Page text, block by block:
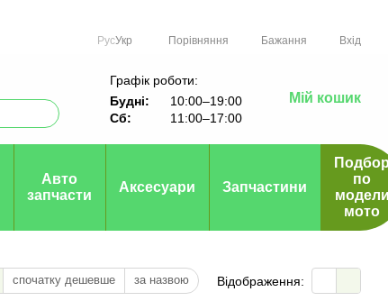
РусУкр Порівняння Бажання Вхід
Графік роботи:
Будні:
10:00–19:00
Сб:
11:00–17:00
Мій кошик
Авто
запчасти
Аксесуари Запчастини
по
мото
спочатку дешевше за назвою Відображення: